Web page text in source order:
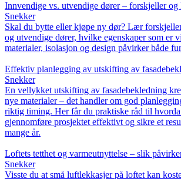
Innvendige vs. utvendige dører – forskjeller og
Snekker
Skal du bytte eller kjøpe ny dør? Lær
og utvendige dører, hvilke egenskaper som er
materialer, isolasjon og design påvirker både
Effektiv planlegging av utskifting av
Snekker
En vellykket utskifting av fasadebekledning
nye materialer – det handler om god
riktig timing. Her får du praktiske råd til
gjennomføre prosjektet effektivt og sikre et
mange år.
Loftets tetthet og varmeutnyttelse – slik
Snekker
Visste du at små luftlekkasjer på loftet kan